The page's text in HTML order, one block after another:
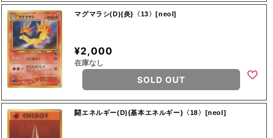
マグマラシ(D){炎}〈13〉[neoI]
¥2,000
在庫なし
SOLD OUT
闘エネルギー(D){基本エネルギー}〈18〉[neoI]